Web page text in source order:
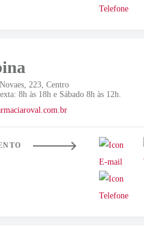
223, Centro
8h às 18h e Sábado 8h às 12h.